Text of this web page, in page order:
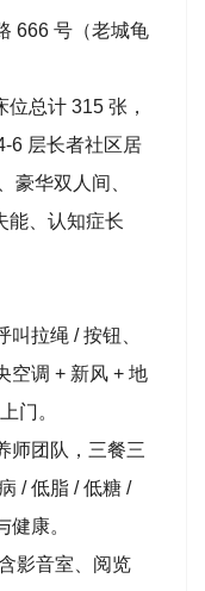
666 号（老城龟
总计 315 张，
6 层长者社区居
豪华双人间、
能、认知症长
拉绳 / 按钮、
空调 + 新风 + 地
门。
师团队，三餐三
/ 低脂 / 低糖 /
康。
影音室、阅览